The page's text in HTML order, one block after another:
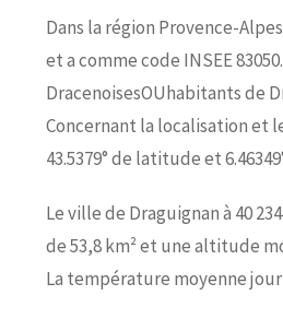
Dans la région Provence-
et a comme code INSEE
DracenoisesOUhabitants de
Concernant la localisation et
43.5379° de latitude et
Le ville de Draguignan à 40
de 53,8 km² et une altitude
La température moyenne